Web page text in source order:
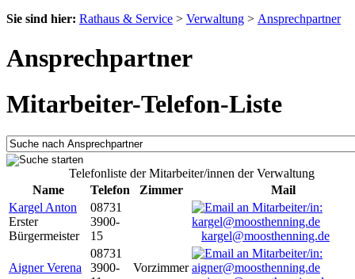
Sie sind hier: Rathaus & Service > Verwaltung > Ansprechpartner
Ansprechpartner
Mitarbeiter-Telefon-Liste
Telefonliste der Mitarbeiter/innen der Verwaltung
Name
Telefon Zimmer
Mail
Kargel Anton
Erster
Bürgermeister
08731
3900-
15
kargel@moosthenning.de
Aigner Verena
08731
3900-
Vorzimmer